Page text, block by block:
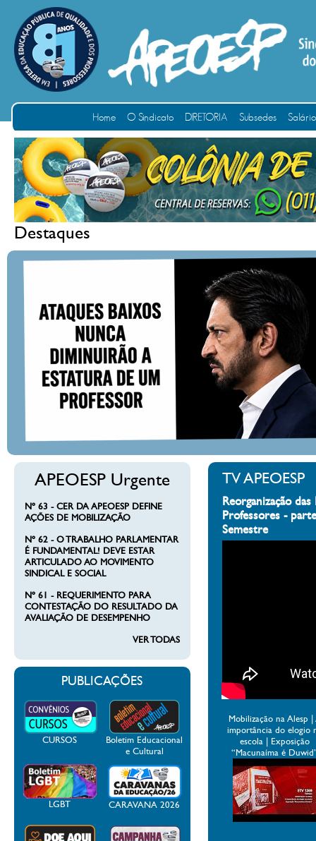
Home O Sindicato DIRETORIA Subsedes
Destaques
APEOESP Urgente
Nº 63 - CER DA APEOESP DEFINE
AÇÕES DE MOBILIZAÇÃO
Nº 62 - O TRABALHO PARLAMENTAR
É FUNDAMENTAL! DEVE ESTAR
ARTICULADO AO MOVIMENTO
SINDICAL E SOCIAL
Nº 61 - REQUERIMENTO PARA
CONTESTAÇÃO DO RESULTADO DA
AVALIAÇÃO DE DESEMPENHO
VER TODAS
PUBLICAÇÕES
CURSOS
Boletim Educacional
e Cultural
LGBT CARAVANA 2026
TV APEOESP
Reorganização
Professores -
Semestre
Mobilização na Alesp |
importância do elogio
escola | Exposição
“Macunaíma é